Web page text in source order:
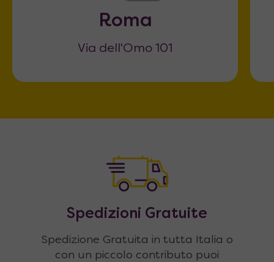
Roma
Via dell'Omo 101
Spedizioni Gratuite
Spedizione Gratuita in tutta Italia o
con un piccolo contributo puoi